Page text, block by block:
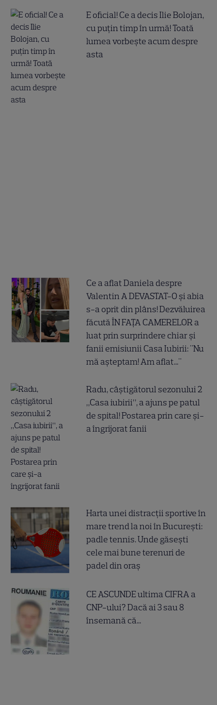
E oficial! Ce a decis Ilie Bolojan,
cu puțin timp în urmă! Toată
lumea vorbește acum despre
asta
Ce a aflat Daniela despre
Valentin A DEVASTAT-O și abia
s-a oprit din plâns! Dezvăluirea
făcută ÎN FAȚA CAMERELOR a
luat prin surprindere chiar și
fanii emisiunii Casa Iubirii: "Nu
mă așteptam! Am aflat..."
Radu, câștigătorul sezonului 2
„Casa iubirii”, a ajuns pe patul
de spital! Postarea prin care și-
a îngrijorat fanii
Harta unei distracții sportive în
mare trend la noi în București:
padle tennis. Unde găsești
cele mai bune terenuri de
padel din oraș
CE ASCUNDE ultima CIFRA a
CNP-ului? Dacă ai 3 sau 8
însemană că...